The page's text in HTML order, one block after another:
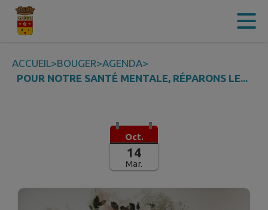
Contenu
ACCUEIL>BOUGER>AGENDA>
POUR NOTRE SANTÉ MENTALE, RÉPARONS LE...
Oct.
14
Mar.